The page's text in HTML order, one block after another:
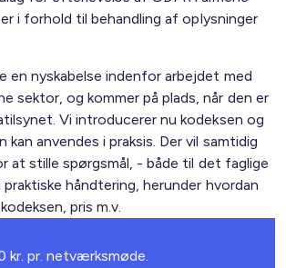
kr. pr. netværksmøde.
i forhold til behandling af oplysninger
en nyskabelse indenfor arbejdet med
sektor, og kommer på plads, når den er
Vi introducerer nu kodeksen og
kan anvendes i praksis. Der vil samtidig
at stille spørgsmål, - både til det faglige
håndtering, herunder hvordan
pris m.v.